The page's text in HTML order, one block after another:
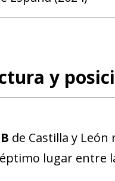
y
de Castilla y
lugar entre